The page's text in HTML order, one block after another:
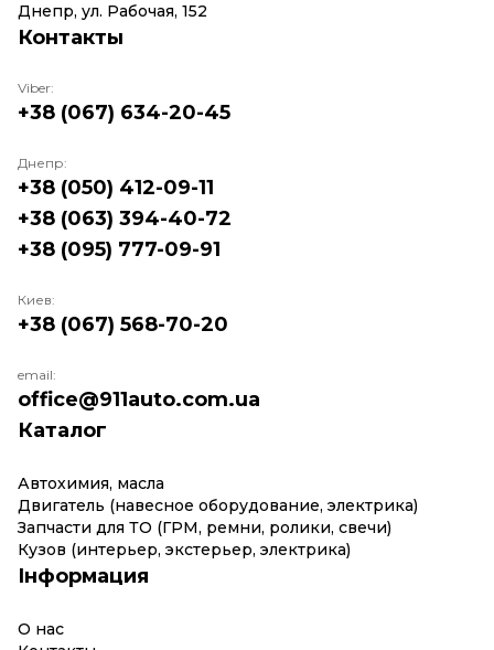
Днепр, ул. Рабочая, 152
Каталог
Автохимия, масла
Двигатель (навесное оборудование, электрика)
Запчасти для ТО (ГРМ, ремни, ролики, свечи)
Кузов (интерьер, экстерьер, электрика)
Інформация
О нас
Контакты
Viber:
+38 (067) 634-20-45
Днепр:
+38 (050) 412-09-11
+38 (063) 394-40-72
+38 (095) 777-09-91
Киев:
+38 (067) 568-70-20
email:
office@911auto.com.ua